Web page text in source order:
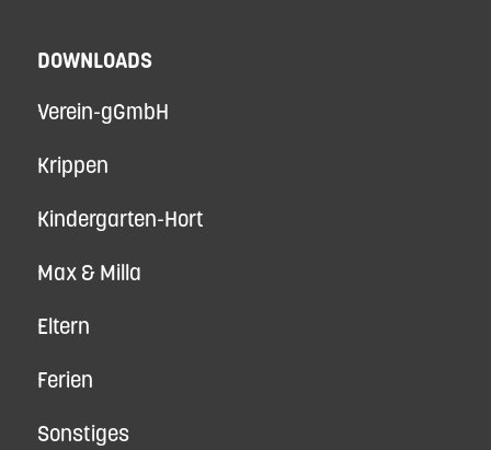
DOWNLOADS
Verein-gGmbH
Krippen
Kindergarten-Hort
Max & Milla
Eltern
Ferien
Sonstiges